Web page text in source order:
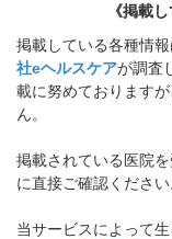
《掲載
掲載している各種情
社eヘルスケアが調査
載に努めております
ん。
掲載されている医院
に直接ご確認ください
当サービスによって